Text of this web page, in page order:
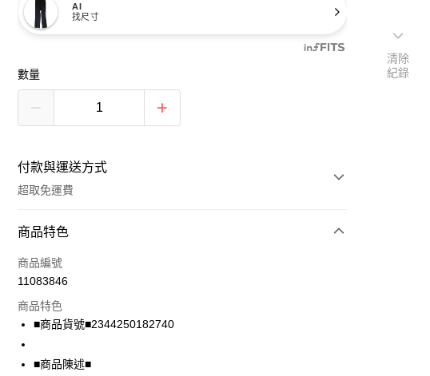
AI
找尺寸
數量
付款與運送方式
超取免運費
付款方式
信用卡一次付款
LINE Pay
Apple Pay
商品特色
商品編號
11083846
商品特色
■商品貨號■2344250182740
■商品陳述■
清除
紀錄